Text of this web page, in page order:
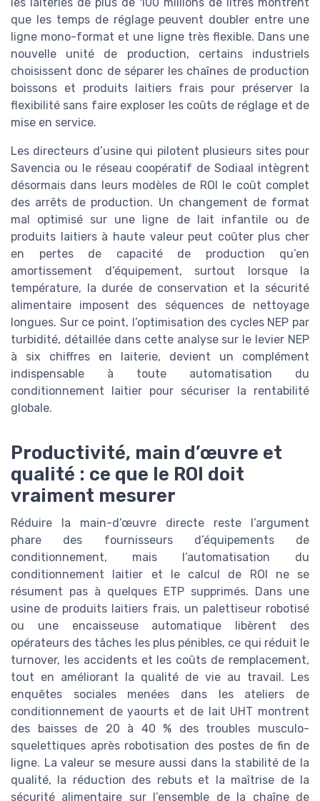
que les temps de réglage peuvent doubler entre une
ligne mono-format et une ligne très flexible. Dans une
nouvelle unité de production, certains industriels
choisissent donc de séparer les chaînes de production
boissons et produits laitiers frais pour préserver la
flexibilité sans faire exploser les coûts de réglage et de
mise en service.
Les directeurs d’usine qui pilotent plusieurs sites pour
Savencia ou le réseau coopératif de Sodiaal intègrent
désormais dans leurs modèles de ROI le coût complet
des arrêts de production. Un changement de format
mal optimisé sur une ligne de lait infantile ou de
produits laitiers à haute valeur peut coûter plus cher
en pertes de capacité de production qu’en
amortissement d’équipement, surtout lorsque la
température, la durée de conservation et la sécurité
alimentaire imposent des séquences de nettoyage
longues. Sur ce point, l’optimisation des cycles NEP par
turbidité, détaillée dans cette analyse sur le levier NEP
à six chiffres en laiterie, devient un complément
indispensable à toute automatisation du
conditionnement laitier pour sécuriser la rentabilité
globale.
Productivité, main d’œuvre et
qualité : ce que le ROI doit
vraiment mesurer
Réduire la main-d’œuvre directe reste l’argument
phare des fournisseurs d’équipements de
conditionnement, mais l’automatisation du
conditionnement laitier et le calcul de ROI ne se
résument pas à quelques ETP supprimés. Dans une
usine de produits laitiers frais, un palettiseur robotisé
ou une encaisseuse automatique libèrent des
opérateurs des tâches les plus pénibles, ce qui réduit le
turnover, les accidents et les coûts de remplacement,
tout en améliorant la qualité de vie au travail. Les
enquêtes sociales menées dans les ateliers de
conditionnement de yaourts et de lait UHT montrent
des baisses de 20 à 40 % des troubles musculo-
squelettiques après robotisation des postes de fin de
ligne. La valeur se mesure aussi dans la stabilité de la
qualité, la réduction des rebuts et la maîtrise de la
sécurité alimentaire sur l’ensemble de la chaîne de